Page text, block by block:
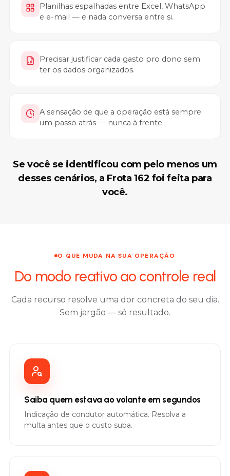
Planilhas espalhadas entre Excel, WhatsApp
e e-mail — e nada conversa entre si.
Precisar justificar cada gasto pro dono sem
ter os dados organizados.
A sensação de que a operação está sempre
um passo atrás — nunca à frente.
Se você se identificou com pelo menos um
desses cenários, a Frota 162 foi feita para
você.
O QUE MUDA NA SUA OPERAÇÃO
Do modo reativo ao controle real
Cada recurso resolve uma dor concreta do seu dia.
Sem jargão — só resultado.
Saiba quem estava ao volante em segundos
Indicação de condutor automática. Resolva a
multa antes que o custo suba.